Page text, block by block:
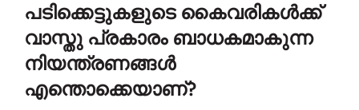
പടിക്കെട്ടുകളുടെ കൈവരികൾക്ക്
വാസ്തു പ്രകാരം ബാധകമാകുന്ന
നിയന്ത്രണങ്ങൾ
എന്തൊക്കെയാണ്?